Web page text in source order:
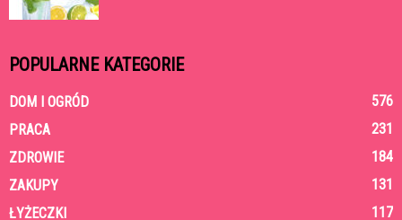
POPULARNE KATEGORIE
DOM I OGRÓD
576
PRACA
231
ZDROWIE
184
ZAKUPY
131
ŁYŻECZKI
117